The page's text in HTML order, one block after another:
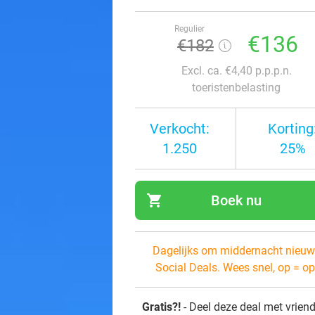
Regulier
€182 €136
Excl. ca. €4,40 p.p.p.n.
toeristenbelasting
Verkocht:
1.250
25%
shopping_cart Boek nu
Dagelijks om middernacht
Social Deals. Wees snel, op =
Gratis?! - Deel deze deal met